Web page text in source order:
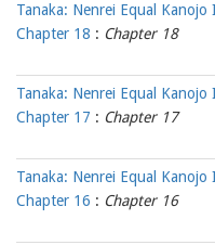
Tanaka: Nenrei Equal
Chapter 18 : Chapter 18
Tanaka: Nenrei Equal
Chapter 17 : Chapter 17
Tanaka: Nenrei Equal
Chapter 16 : Chapter 16